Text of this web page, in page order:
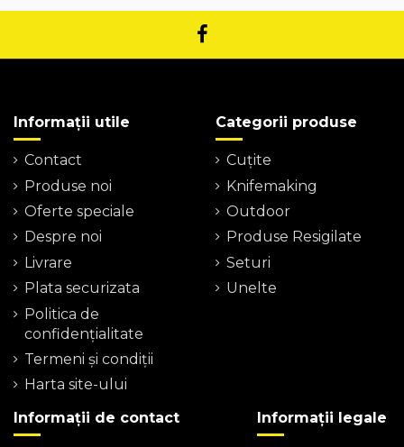
Informații utile
Contact
Produse noi
Oferte speciale
Despre noi
Livrare
Plata securizata
Politica de
confidențialitate
Termeni şi condiţii
Harta site-ului
Categorii produse
Cuțite
Knifemaking
Outdoor
Produse Resigilate
Seturi
Unelte
Informații de contact Informații legale